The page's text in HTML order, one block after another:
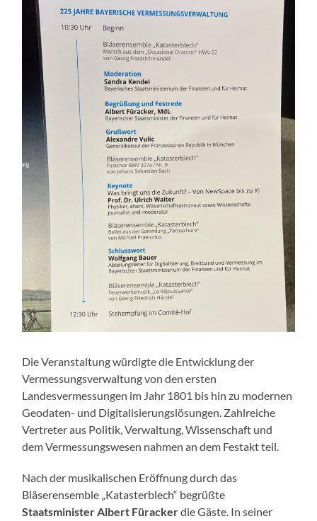
Die Veranstaltung würdigte die Entwicklung der
Vermessungsverwaltung von den ersten
Landesvermessungen im Jahr 1801 bis hin zu modernen
Geodaten- und Digitalisierungslösungen. Zahlreiche
Vertreter aus Politik, Verwaltung, Wissenschaft und
dem Vermessungswesen nahmen an dem Festakt teil.
Nach der musikalischen Eröffnung durch das
Bläserensemble „Katasterblech“ begrüßte
Staatsminister Albert Fürackerdie Gäste. In seiner